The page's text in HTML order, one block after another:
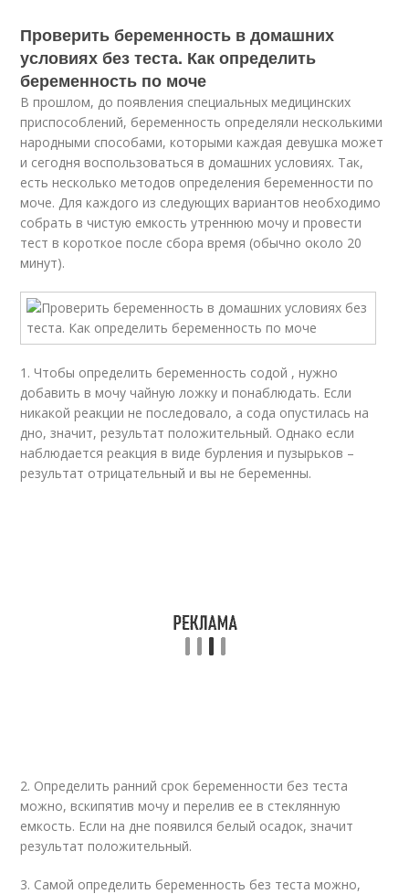
Проверить беременность в домашних
условиях без теста. Как определить
беременность по моче
В прошлом, до появления специальных медицинских
приспособлений, беременность определяли несколькими
народными способами, которыми каждая девушка может
и сегодня воспользоваться в домашних условиях. Так,
есть несколько методов определения беременности по
моче. Для каждого из следующих вариантов необходимо
собрать в чистую емкость утреннюю мочу и провести
тест в короткое после сбора время (обычно около 20
минут).
1. Чтобы определить беременность содой , нужно
добавить в мочу чайную ложку и понаблюдать. Если
никакой реакции не последовало, а сода опустилась на
дно, значит, результат положительный. Однако если
наблюдается реакция в виде бурления и пузырьков –
результат отрицательный и вы не беременны.
2. Определить ранний срок беременности без теста
можно, вскипятив мочу и перелив ее в стеклянную
емкость. Если на дне появился белый осадок, значит
результат положительный.
3. Самой определить беременность без теста можно,